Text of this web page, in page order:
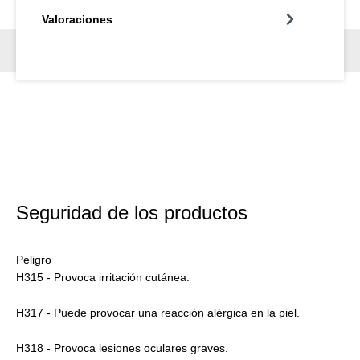
Valoraciones
Seguridad de los productos
Peligro
H315 - Provoca irritación cutánea.
H317 - Puede provocar una reacción alérgica en la piel.
H318 - Provoca lesiones oculares graves.